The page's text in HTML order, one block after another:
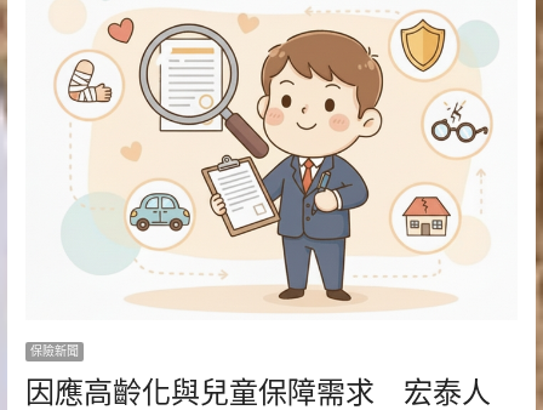
保險新聞
因應高齡化與兒童保障需求 宏泰人